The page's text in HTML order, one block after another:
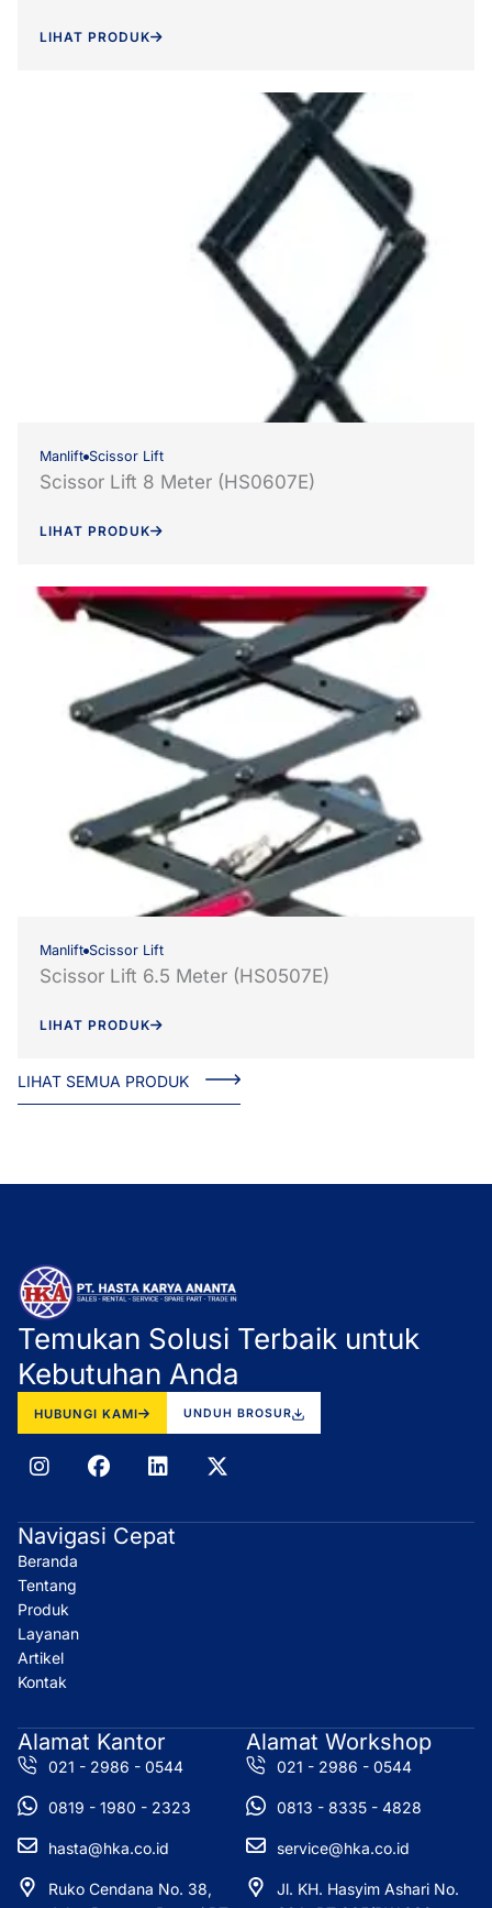
LIHAT PRODUK
Manlift Scissor Lift
Scissor Lift 8 Meter (HS0607E)
LIHAT PRODUK
Manlift Scissor Lift
Scissor Lift 6.5 Meter (HS0507E)
LIHAT PRODUK
LIHAT SEMUA PRODUK
Temukan Solusi Terbaik untuk
Kebutuhan Anda
HUBUNGI KAMI UNDUH BROSUR
I
n
t
a
g
r
a
m
F
a
e
b
L
i
k
e
X
-
w
Navigasi Cepat
Beranda
Tentang
Produk
Layanan
Artikel
Kontak
Alamat Kantor
021 - 2986 - 0544
0819 - 1980 - 2323
hasta@hka.co.id
Ruko Cendana No. 38,
Alamat Workshop
021 - 2986 - 0544
0813 - 8335 - 4828
service@hka.co.id
Jl. KH. Hasyim Ashari No.